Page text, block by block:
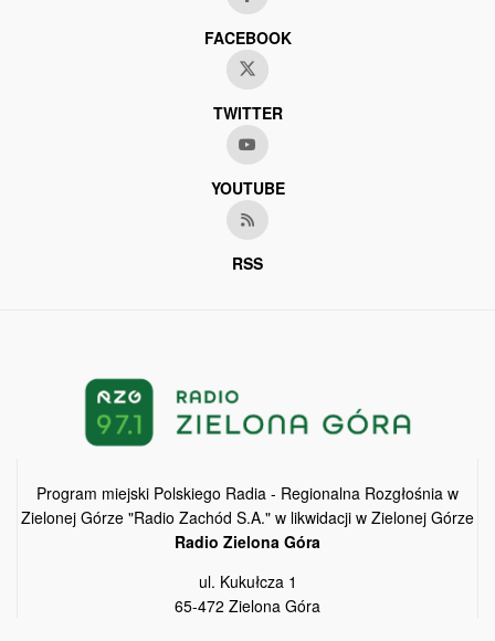
FACEBOOK
TWITTER
YOUTUBE
RSS
Program miejski Polskiego Radia - Regionalna Rozgłośnia w
Zielonej Górze "Radio Zachód S.A." w likwidacji w Zielonej Górze
Radio Zielona Góra
ul. Kukułcza 1
65-472 Zielona Góra